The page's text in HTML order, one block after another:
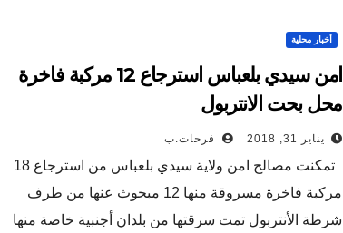
أخبار محلية
امن سيدي بلعباس استرجاع 12 مركبة فاخرة
محل بحت الانتربول
يناير 31, 2018 فرحات.ب
تمكنت مصالح امن ولاية سيدي بلعباس من استرجاع 18
مركبة فاخرة مسروقة منها 12 مبحوث عنها من طرف
شرطة الأنتربول تمت سرقتها من بلدان أجنبية خاصة منها